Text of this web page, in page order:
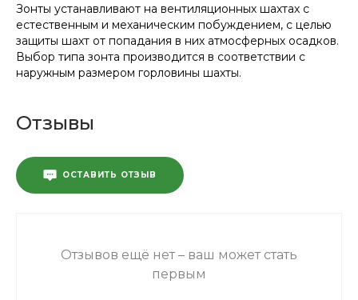
Зонты устанавливают на вентиляционных шахтах с
естественным и механическим побуждением, с целью
защиты шахт от попадания в них атмосферных осадков.
Выбор типа зонта производится в соответствии с
наружным размером горловины шахты.
Отзывы
ОСТАВИТЬ ОТЗЫВ
Отзывов ещё нет – ваш может стать
первым